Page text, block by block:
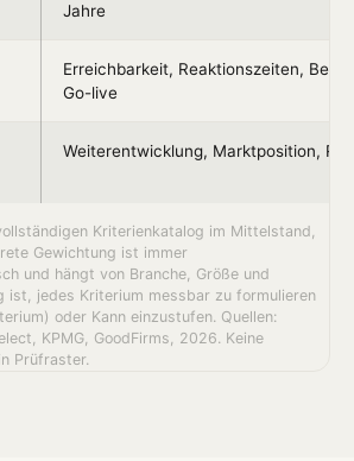
Jahre
Erreichbarkeit, Reaktionszeiten,
Go-live
Weiterentwicklung, Marktposition,
Kriterienkatalog im Mittelstand,
Gewichtung ist immer
und hängt von Branche, Größe und
ist, jedes Kriterium messbar zu formulieren
oder Kann einzustufen. Quellen:
KPMG, GoodFirms, 2026. Keine
Prüfraster.